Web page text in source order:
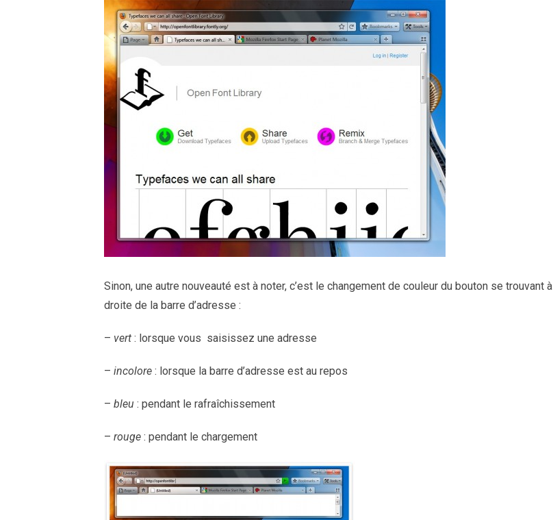
Sinon, une autre nouveauté est à noter, c’est le changement de couleur du bouton se trouvant à
droite de la barre d’adresse :
– vert : lorsque vous saisissez une adresse
– incolore : lorsque la barre d’adresse est au repos
– bleu : pendant le rafraîchissement
– rouge : pendant le chargement